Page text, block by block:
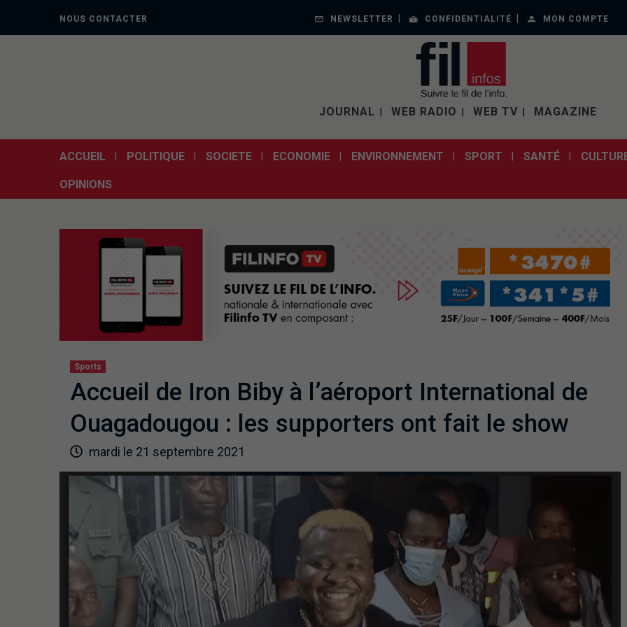
NOUS CONTACTER NEWSLETTER CONFIDENTIALITÉ MON COMPTE
JOURNAL WEB RADIO WEB TV MAGAZINE
ACCUEIL POLITIQUE SOCIETE ECONOMIE ENVIRONNEMENT SPORT SANTÉ
OPINIONS
Sports
Accueil de Iron Biby à l’aéroport International de
Ouagadougou : les supporters ont fait le show
mardi le 21 septembre 2021